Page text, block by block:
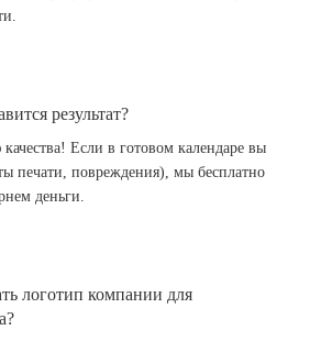
результат?
Если в готовом календаре вы
печати, повреждения), мы бесплатно
деньги.
логотип компании для